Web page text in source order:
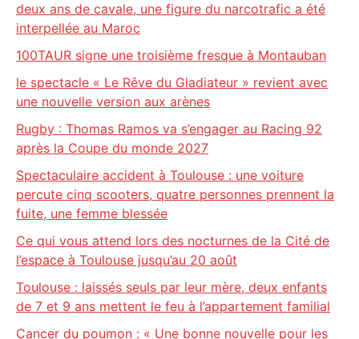
deux ans de cavale, une figure du narcotrafic a été
interpellée au Maroc
100TAUR signe une troisième fresque à Montauban
le spectacle « Le Rêve du Gladiateur » revient avec
une nouvelle version aux arènes
Rugby : Thomas Ramos va s’engager au Racing 92
après la Coupe du monde 2027
Spectaculaire accident à Toulouse : une voiture
percute cinq scooters, quatre personnes prennent la
fuite, une femme blessée
Ce qui vous attend lors des nocturnes de la Cité de
l’espace à Toulouse jusqu’au 20 août
Toulouse : laissés seuls par leur mère, deux enfants
de 7 et 9 ans mettent le feu à l’appartement familial
Cancer du poumon : « Une bonne nouvelle pour les